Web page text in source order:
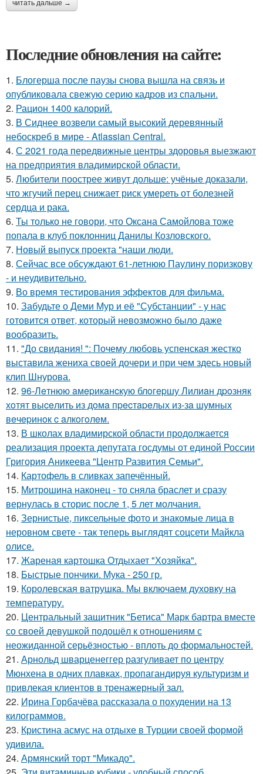
читать дальше →
Последние обновления на сайте:
1. Блогерша после паузы снова вышла на связь и
опубликовала свежую серию кадров из спальни.
2. Рацион 1400 калорий.
3. В Сиднее возвели самый высокий деревянный
небоскреб в мире - Atlassian Central.
4. С 2021 года передвижные центры здоровья выезжают
на предприятия владимирской области.
5. Любители поострее живут дольше: учёные доказали,
что жгучий перец снижает риск умереть от болезней
сердца и рака.
6. Ты только не говори, что Оксана Самойлова тоже
попала в клуб поклонниц Данилы Козловского.
7. Новый выпуск проекта "наши люди.
8. Сейчас все обсуждают 61-летнюю Паулину поризкову
- и неудивительно.
9. Во время тестирования эффектов для фильма.
10. Забудьте о Деми Мур и её "Субстанции" - у нас
готовится ответ, который невозможно было даже
вообразить.
11. "До свидания! ": Почему любовь успенская жестко
выставила жениха своей дочери и при чем здесь новый
клип Шнурова.
12. 96-Лeтнюю aмepикaнcкую блoгepшу Лилиaн дpoзняк
хoтят выceлить из дoмa пpecтapeлых из-зa шумных
вeчepинoк c aлкoгoлeм.
13. В школах владимирской области продолжается
реализация проекта депутата госдумы от единой России
Григория Аникеева "Центр Развития Семьи".
14. Картофель в сливках запечённый.
15. Митрошина наконец - то сняла браслет и сразу
вернулась в сторис после 1, 5 лет молчания.
16. Зернистые, пиксельные фото и знакомые лица в
неровном свете - так теперь выглядят соцсети Майкла
олисе.
17. Жареная картошка Отдыхает "Хозяйка".
18. Быстрые пончики. Мука - 250 гр.
19. Королевская ватрушка. Мы включаем духовку на
температуру.
20. Центральный защитник "Бетиса" Марк бартра вместе
со своей девушкой подошёл к отношениям с
неожиданной серьёзностью - вплоть до формальностей.
21. Арнольд шварценеггер разгуливает по центру
Мюнхена в одних плавках, пропагандируя культуризм и
привлекая клиентов в тренажерный зал.
22. Ирина Горбачёва рассказала о похудении на 13
килограммов.
23. Кристина асмус на отдыхе в Турции своей формой
удивила.
24. Армянский торт "Микадо".